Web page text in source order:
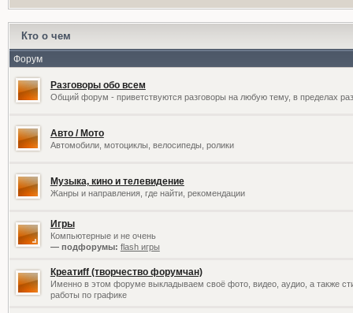
Кто о чем
Форум
Разговоры обо всем
Общий форум - приветствуются разговоры на любую тему, в пределах
Авто / Мото
Автомобили, мотоциклы, велосипеды, ролики
Музыка, кино и телевидение
Жанры и направления, где найти, рекомендации
Игры
Компьютерные и не очень
— подфорумы: flash игры
Креатиff (творчество форумчан)
Именно в этом форуме выкладываем своё фото, видео, аудио, а также
работы по графике